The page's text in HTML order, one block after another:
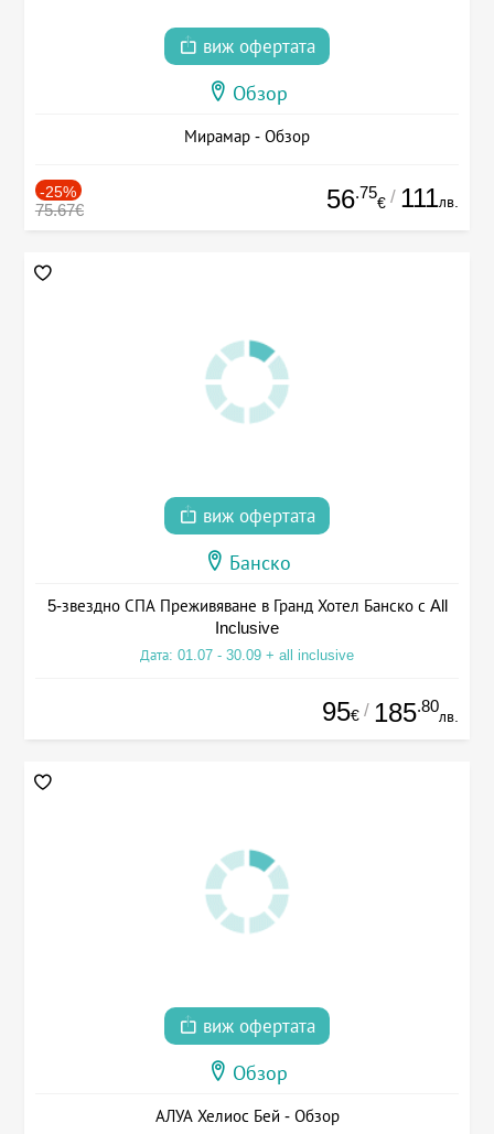
виж офертата
Обзор
Мирамар - Обзор
-25%
75.67€ 56.75
€ / 111лв.
виж офертата
Банско
5-звездно СПА Преживяване в Гранд Хотел Банско с All
Inclusive
Дата: 01.07 - 30.09 + all inclusive
95€ / 185.80
лв.
виж офертата
Обзор
АЛУА Хелиос Бей - Обзор